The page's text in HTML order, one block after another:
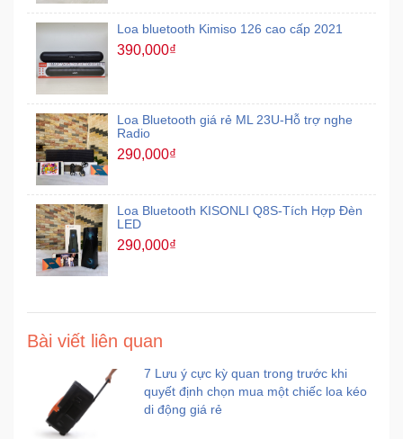
Loa bluetooth Kimiso 126 cao cấp 2021
390,000₫
Loa Bluetooth giá rẻ ML 23U-Hỗ trợ nghe
Radio
290,000₫
Loa Bluetooth KISONLI Q8S-Tích Hợp Đèn
LED
290,000₫
Bài viết liên quan
7 Lưu ý cực kỳ quan trong trước khi
quyết định chọn mua một chiếc loa kéo
di động giá rẻ